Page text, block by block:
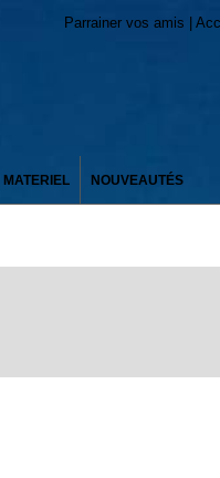
Parrainer vos amis |
MATERIEL NOUVEAUTÉS